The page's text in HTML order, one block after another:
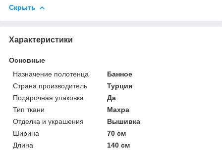
Скрыть
Характеристики
Основные
Назначение полотенца
Банное
Страна производитель
Турция
Подарочная упаковка
Да
Тип ткани
Махра
Отделка и украшения
Вышивка
Ширина
70 см
Длина
140 см